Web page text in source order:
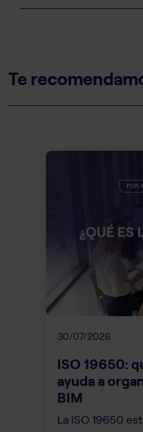
Te
30/07/2026
ISO 19650:
ayuda a
BIM
La ISO 19650